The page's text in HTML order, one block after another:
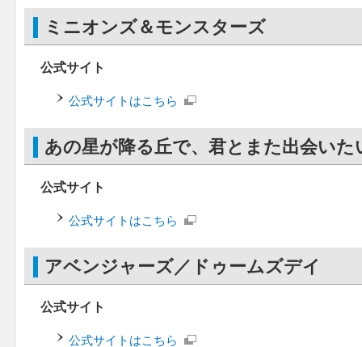
ミニオンズ＆モンスターズ
公式サイト
公式サイトはこちら
あの星が降る丘で、君とまた出会いた
公式サイト
公式サイトはこちら
アベンジャーズ／ドゥームズデイ
公式サイト
公式サイトはこちら